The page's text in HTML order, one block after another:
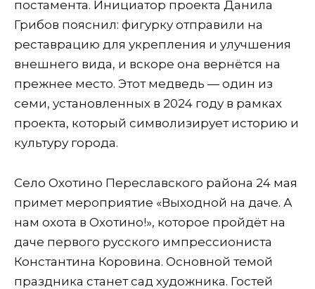
постамента. Инициатор проекта Данила
Грибов пояснил: фигурку отправили на
реставрацию для укрепления и улучшения
внешнего вида, и вскоре она вернётся на
прежнее место. Этот медведь — один из
семи, установленных в 2024 году в рамках
проекта, который символизирует историю и
культуру города.
Село Охотино Переславского района 24 мая
примет мероприятие «Выходной на даче. А
нам охота в Охотино!», которое пройдёт на
даче первого русского импрессиониста
Константина Коровина. Основной темой
праздника станет сад художника. Гостей